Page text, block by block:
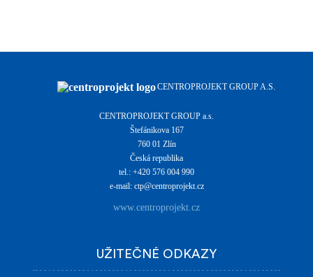
CENTROPROJEKT GROUP A.S.
CENTROPROJEKT GROUP a.s.
Štefánikova 167
760 01 Zlín
Česká republika
tel.: +420 576 004 990
e-mail: ctp@centroprojekt.cz
www.centroprojekt.cz
UŽITEČNÉ ODKAZY